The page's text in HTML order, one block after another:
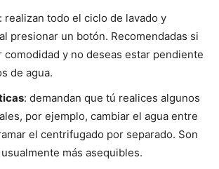
: realizan todo el ciclo de lavado y
presionar un botón. Recomendadas si
comodidad y no deseas estar pendiente
de agua.
: demandan que tú realices algunos
por ejemplo, cambiar el agua entre
el centrifugado por separado. Son
más asequibles.